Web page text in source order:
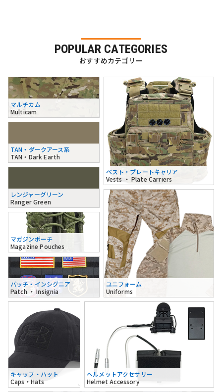
POPULAR CATEGORIES
おすすめカテゴリー
マルチカム
Multicam
TAN・ダークアース系
TAN・Dark Earth
レンジャーグリーン
Ranger Green
ベスト・プレートキャリア
Vests ・ Plate Carriers
マガジンポーチ
Magazine Pouches
パッチ・インシグニア
Patch ・ Insignia
ユニフォーム
Uniforms
キャップ・ハット
Caps・Hats
ヘルメットアクセサリー
Helmet Accessory